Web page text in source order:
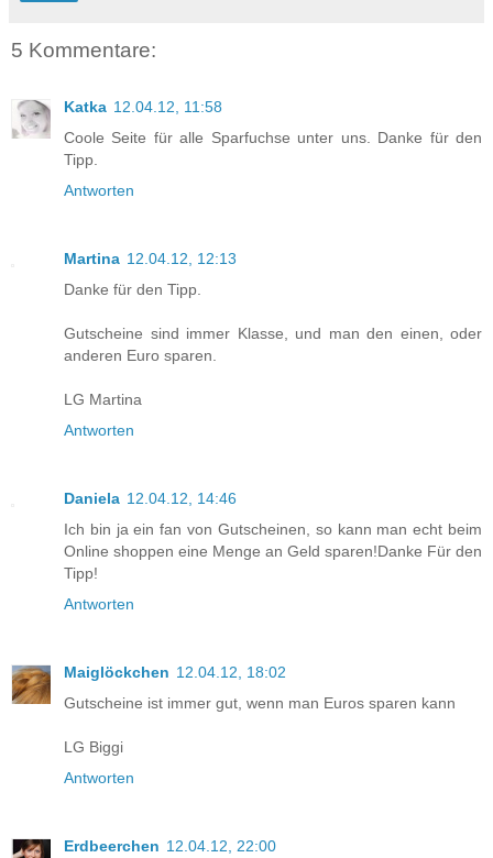
5 Kommentare:
Katka 12.04.12, 11:58
Coole Seite für alle Sparfuchse unter uns. Danke für den
Tipp.
Antworten
Martina 12.04.12, 12:13
Danke für den Tipp.
Gutscheine sind immer Klasse, und man den einen, oder
anderen Euro sparen.
LG Martina
Antworten
Daniela 12.04.12, 14:46
Ich bin ja ein fan von Gutscheinen, so kann man echt beim
Online shoppen eine Menge an Geld sparen!Danke Für den
Tipp!
Antworten
Maiglöckchen 12.04.12, 18:02
Gutscheine ist immer gut, wenn man Euros sparen kann
LG Biggi
Antworten
Erdbeerchen 12.04.12, 22:00